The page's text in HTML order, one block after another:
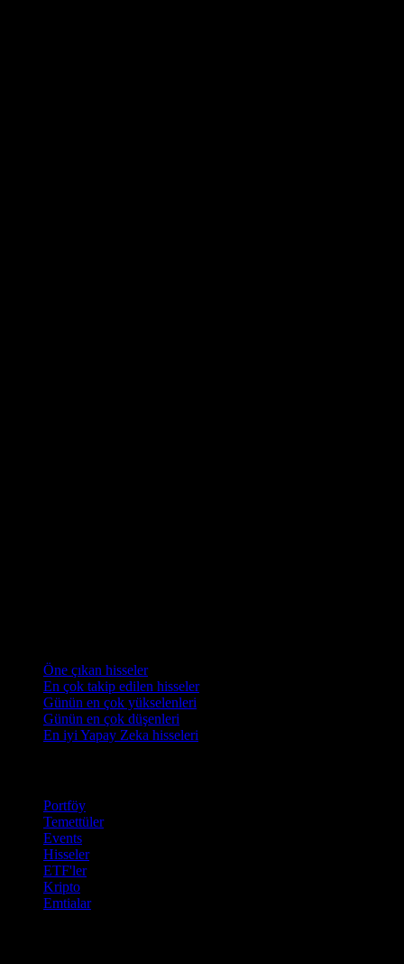
Öne çıkan hisseler
En çok takip edilen hisseler
Günün en çok yükselenleri
Günün en çok düşenleri
En iyi Yapay Zeka hisseleri
Portföy
Temettüler
Events
Hisseler
ETF'ler
Kripto
Emtialar